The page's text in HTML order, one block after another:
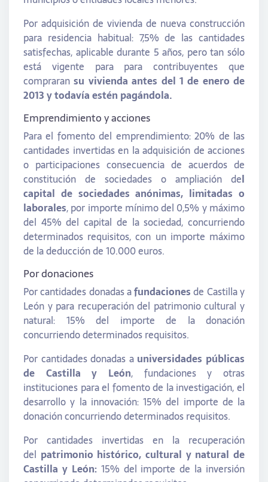
Por adquisición de vivienda de nueva construcción
para residencia habitual: 7,5% de las cantidades
satisfechas, aplicable durante 5 años, pero tan sólo
está vigente para para contribuyentes que
compraransu vivienda antes del 1 de enero de
2013 y todavía estén pagándola.
Emprendimiento y acciones
Para el fomento del emprendimiento: 20% de las
cantidades invertidas en la adquisición de acciones
o participaciones consecuencia de acuerdos de
constitución de sociedades o ampliación del
capital de sociedades anónimas, limitadas o
laborales, por importe mínimo del 0,5% y máximo
del 45% del capital de la sociedad, concurriendo
determinados requisitos, con un importe máximo
de la deducción de 10.000 euros.
Por donaciones
Por cantidades donadas afundacionesde Castilla y
León y para recuperación del patrimonio cultural y
natural: 15% del importe de la donación
concurriendo determinados requisitos.
Por cantidades donadas a universidades públicas
de Castilla y León, fundaciones y otras
instituciones para el fomento de la investigación, el
desarrollo y la innovación: 15% del importe de la
donación concurriendo determinados requisitos.
Por cantidades invertidas en la recuperación
del patrimonio histórico, cultural y natural de
Castilla y León:15% del importe de la inversión